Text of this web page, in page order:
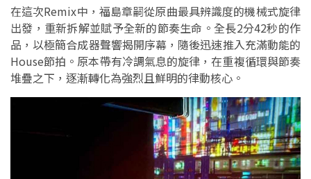
在這次Remix中，福島章嗣從原曲最具辨識度的機械式旋律
出發，重新拆解並賦予全新的節奏生命。全長2分42秒的作
品，以極簡合成器聲響揭開序幕，隨後迅速推入充滿動能的
House節拍。原本帶有冷調氣息的旋律，在重複循環與節奏
堆疊之下，逐漸轉化為強烈且鮮明的律動核心。